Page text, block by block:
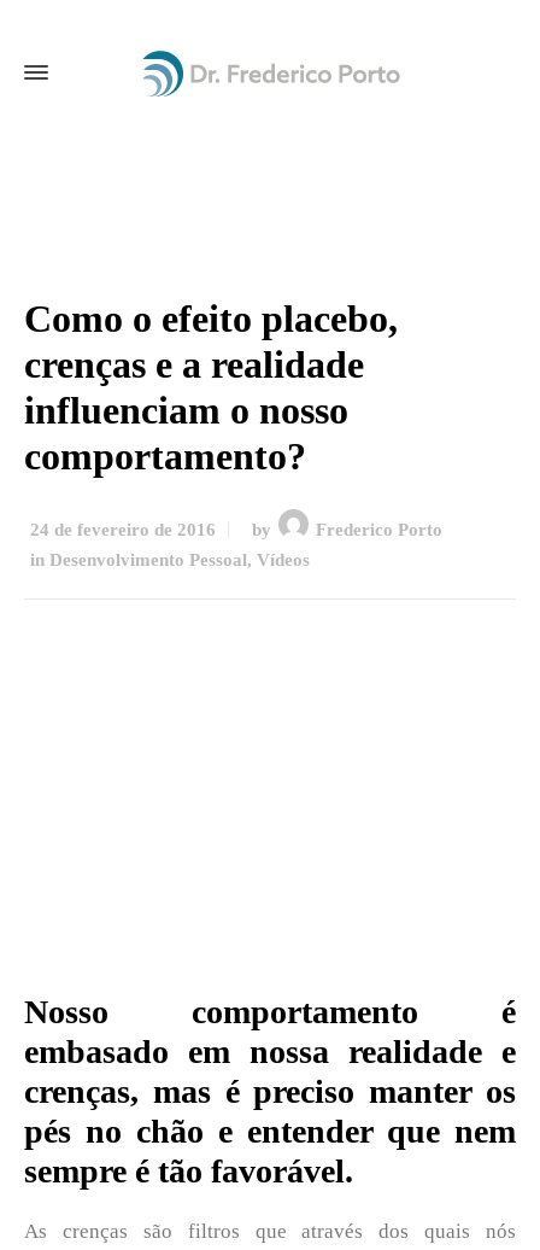
Como o efeito placebo,
crenças e a realidade
influenciam o nosso
comportamento?
24 de fevereiro de 2016 by
Frederico Porto
in Desenvolvimento Pessoal, Vídeos
Nosso comportamento é
embasado em nossa realidade e
crenças, mas é preciso manter os
pés no chão e entender que nem
sempre é tão favorável.
As crenças são filtros que através dos quais nós